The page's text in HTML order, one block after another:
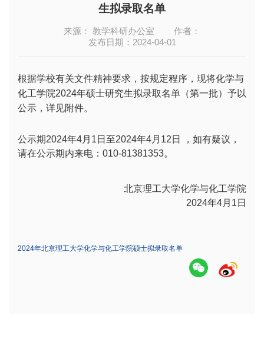
生拟录取名单
来源： 教学科研办公室
作者：
发布日期：2024-04-01
根据学校有关文件精神要求，按规定程序，现将化学与
化工学院2024年硕士研究生拟录取名单（第一批）予以
公示，详见附件。
公示期2024年4月1日至2024年4月12日 ，如有疑议，
请在公示期内来电：010-81381353。
北京理工大学化学与化工学院
2024年4月1日
2024年北京理工大学化学与化工学院硕士拟录取名单